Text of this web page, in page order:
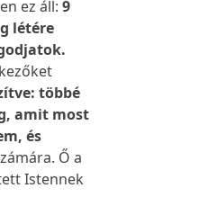
ez áll:9
létére
többé
amit most
és
Ő a
Istennek